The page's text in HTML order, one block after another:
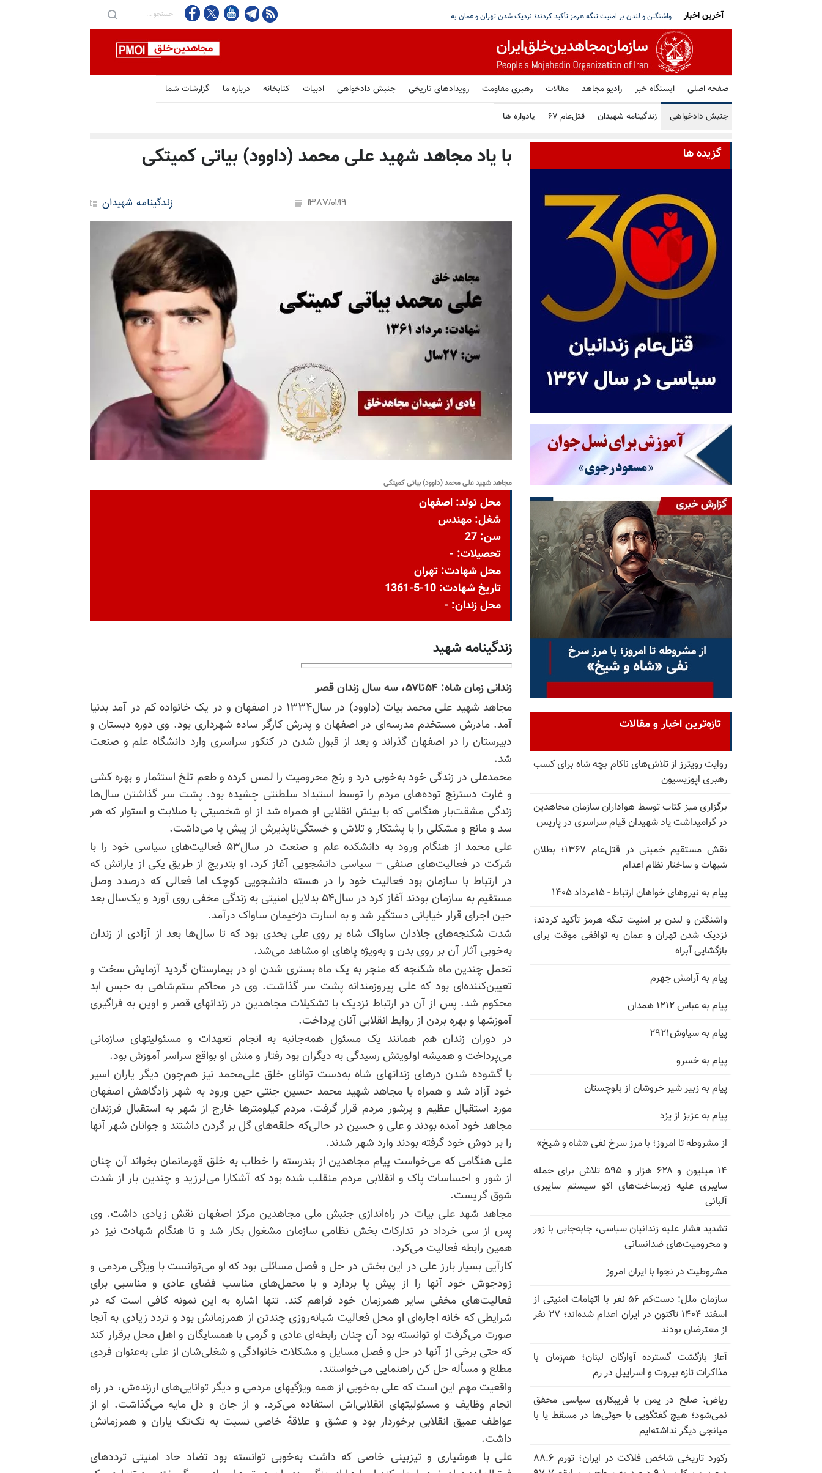
۱۴ میلیون و ۶۲۸ هزار و ۵۹۵ تلاش برای حمله سایبری علیه زیرساخت‌های اکو سیستم جابه‌جایی با زور و محرومیت‌های ضدانسانی
آخرین اخبار
صفحه اصلی ایستگاه خبر رادیو مجاهد مقالات رهبری مقاومت رویدادهای تاریخی جنبش دادخواهی ادبیات کتابخانه درباره ما گزارشات شما
جنبش دادخواهی زندگینامه شهیدان قتل‌عام ۶۷ یادواره ها
با یاد مجاهد شهید علی محمد (داوود) بیاتی کمیتکی
زندگینامه شهیدان 1387/01/19
مجاهد شهید علی محمد (داوود) بیاتی کمیتکی
محل تولد: اصفهان
شغل: مهندس
سن: 27
تحصیلات: -
محل شهادت: تهران
تاریخ شهادت: 10-5-1361
محل زندان: -
زندگینامه شهید
زندانی زمان شاه: ۵۴تا۵۷، سه سال زندان قصر
مجاهد شهید علی محمد بیات (داوود) در سال۱۳۳۴ در اصفهان و در یک خانواده کم در آمد بدنیا
آمد. مادرش مستخدم مدرسه‌ای در اصفهان و پدرش کارگر ساده شهرداری بود. وی دوره دبستان و
دبیرستان را در اصفهان گذراند و بعد از قبول شدن در کنکور سراسری وارد دانشگاه علم و صنعت
شد.
محمدعلی در زندگی خود به‌خوبی درد و رنج محرومیت را لمس کرده و طعم تلخ استثمار و بهره کشی
و غارت دسترنج توده‌های مردم را توسط استبداد سلطنتی چشیده بود. پشت سر گذاشتن سال‌ها
زندگی مشقت‌بار هنگامی که با بینش انقلابی او همراه شد از او شخصیتی با صلابت و استوار که هر
سد و مانع و مشکلی را با پشتکار و تلاش و خستگی‌ناپذیرش از پیش پا می‌داشت.
علی محمد از هنگام ورود به دانشکده علم و صنعت در سال۵۳ فعالیت‌های سیاسی خود را با
شرکت در فعالیت‌های صنفی – سیاسی دانشجویی آغاز کرد. او بتدریج از طریق یکی از یارانش که
در ارتباط با سازمان بود فعالیت خود را در هسته دانشجویی کوچک اما فعالی که درصدد وصل
مستقیم به سازمان بودند آغاز کرد در سال۵۴ بدلایل امنیتی به زندگی مخفی روی آورد و یک‌سال بعد
حین اجرای قرار خیابانی دستگیر شد و به اسارت دژخیمان ساواک درآمد.
شدت شکنجه‌های جلادان ساواک شاه بر روی علی بحدی بود که تا سال‌ها بعد از آزادی از زندان
به‌خوبی آثار آن بر روی بدن و به‌ویژه پاهای او مشاهد می‌شد.
تحمل چندین ماه شکنجه که منجر به یک ماه بستری شدن او در بیمارستان گردید آزمایش سخت و
تعیین‌کننده‌ای بود که علی پیروزمندانه پشت سر گذاشت. وی در محاکم ستم‌شاهی به حبس ابد
محکوم شد. پس از آن در ارتباط نزدیک با تشکیلات مجاهدین در زندانهای قصر و اوین به فراگیری
آموزشها و بهره بردن از روابط انقلابی آنان پرداخت.
در دوران زندان هم همانند یک مسئول همه‌جانبه به انجام تعهدات و مسئولیتهای سازمانی
می‌پرداخت و همیشه اولویتش رسیدگی به دیگران بود رفتار و منش او بواقع سراسر آموزش بود.
با گشوده شدن درهای زندانهای شاه به‌دست توانای خلق علی‌محمد نیز هم‌چون دیگر یاران اسیر
خود آزاد شد و همراه با مجاهد شهید محمد حسین جنتی حین ورود به شهر زادگاهش اصفهان
مورد استقبال عظیم و پرشور مردم قرار گرفت. مردم کیلومترها خارج از شهر به استقبال فرزندان
مجاهد خود آمده بودند و علی و حسین در حالی‌که حلقه‌های گل بر گردن داشتند و جوانان شهر آنها
را بر دوش خود گرفته بودند وارد شهر شدند.
علی هنگامی که می‌خواست پیام مجاهدین از بندرسته را خطاب به خلق قهرمانمان بخواند آن چنان
از شور و احساسات پاک و انقلابی مردم منقلب شده بود که آشکارا می‌لرزید و چندین بار از شدت
شوق گریست.
مجاهد شهد علی بیات در راه‌اندازی جنبش ملی مجاهدین مرکز اصفهان نقش زیادی داشت. وی
پس از سی خرداد در تدارکات بخش نظامی سازمان مشغول بکار شد و تا هنگام شهادت نیز در
همین رابطه فعالیت می‌کرد.
کارآیی بسیار بارز علی در این بخش در حل و فصل مسائلی بود که او می‌توانست با ویژگی مردمی و
زودجوش خود آنها را از پیش پا بردارد و با محمل‌های مناسب فضای عادی و مناسبی برای
فعالیت‌های مخفی سایر همرزمان خود فراهم کند. تنها اشاره به این نمونه کافی است که در
شرایطی که خانه اجاره‌ای او محل فعالیت شبانه‌روزی چندتن از همرزمانش بود و تردد زیادی به آنجا
صورت می‌گرفت او توانسته بود آن چنان رابطه‌ای عادی و گرمی با همسایگان و اهل محل برقرار کند
که حتی برخی از آنها در حل و فصل مسایل و مشکلات خانوادگی و شغلی‌شان از علی به‌عنوان فردی
مطلع و مسأله حل کن راهنمایی می‌خواستند.
واقعیت مهم این است که علی به‌خوبی از همه ویژگیهای مردمی و دیگر توانایی‌های ارزنده‌ش، در راه
انجام وظایف و مسئولیتهای انقلابی‌اش استفاده می‌کرد. و از جان و دل مایه می‌گذاشت. او از
عواطف عمیق انقلابی برخوردار بود و عشق و علاقه‌ٔ خاصی نسبت به تک‌تک یاران و همرزمانش
داشت.
علی با هوشیاری و تیزبینی خاصی که داشت به‌خوبی توانسته بود تضاد حاد امنیتی ترددهای
گزیده ها
تازه‌ترین اخبار و مقالات
روایت رویترز از تلاش‌های ناکام بچه شاه برای کسب
رهبری اپوزیسیون
برگزاری میز کتاب توسط هواداران سازمان مجاهدین
در گرامیداشت یاد شهیدان قیام سراسری در پاریس
نقش مستقیم خمینی در قتل‌عام ۱۳۶۷؛ بطلان
شبهات و ساختار نظام اعدام
پیام به نیروهای خواهان ارتباط - ۱۵مرداد ۱۴۰۵
واشنگتن و لندن بر امنیت تنگه هرمز تأکید کردند؛
نزدیک شدن تهران و عمان به توافقی موقت برای
بازگشایی آبراه
پیام به آرامش جهرم
پیام به عباس ۱۲۱۲ همدان
پیام به سیاوش۲۹۲۱
پیام به خسرو
پیام به زبیر شیر خروشان از بلوچستان
پیام به عزیز از یزد
از مشروطه تا امروز؛ با مرز سرخ نفی «شاه و شیخ»
۱۴ میلیون و ۶۲۸ هزار و ۵۹۵ تلاش برای حمله
سایبری علیه زیرساخت‌های اکو سیستم سایبری
آلبانی
تشدید فشار علیه زندانیان سیاسی، جابه‌جایی با زور
و محرومیت‌های ضدانسانی
مشروطیت در نجوا با ایران امروز
سازمان ملل: دست‌کم ۵۶ نفر با اتهامات امنیتی از
اسفند ۱۴۰۴ تاکنون در ایران اعدام شده‌اند؛ ۲۷ نفر
از معترضان بودند
آغاز بازگشت گسترده آوارگان لبنان؛ هم‌زمان با
مذاکرات تازه بیروت و اسراییل در رم
ریاض: صلح در یمن با فریبکاری سیاسی محقق
نمی‌شود؛ هیچ گفتگویی با حوثی‌ها در مسقط یا با
میانجی دیگر نداشته‌ایم
رکورد تاریخی شاخص فلاکت در ایران؛ تورم ۸۸.۶